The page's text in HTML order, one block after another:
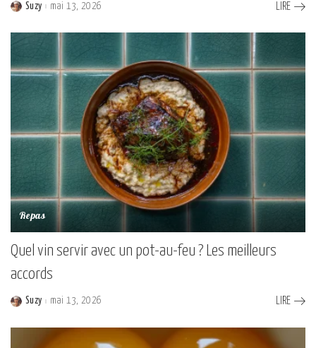
Posted
Suzy mai 13, 2026 LIRE
Repas
Quel vin servir avec un pot-au-feu ? Les meilleurs
accords
Posted
Suzy mai 13, 2026 LIRE